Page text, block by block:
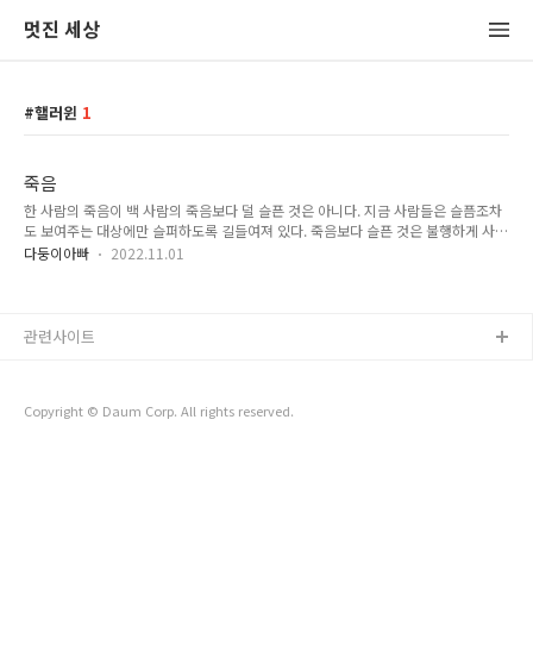
멋진 세상
핼러윈 1
죽음
한 사람의 죽음이 백 사람의 죽음보다 덜 슬픈 것은 아니다. 지금 사람들은 슬픔조차
도 보여주는 대상에만 슬퍼하도록 길들여져 있다. 죽음보다 슬픈 것은 불행하게 사는
것이다. 정작 슬퍼해야 할 것에 슬퍼하지 않는 사람들이 슬프다. 죽음은 게임에서 로
다둥이아빠 2022.11.01
Copyright © Daum Corp. All rights reserved.
관련사이트